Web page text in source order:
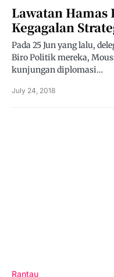
Lawatan Hamas
Kegagalan
Pada 25 Jun yang lalu,
Biro Politik mereka,
kunjungan diplomasi…
July 24, 2018
Rantau